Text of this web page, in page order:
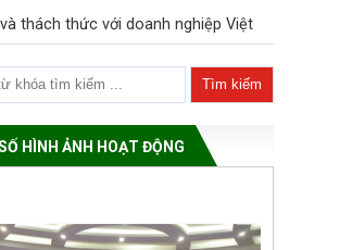
thách thức với doanh nghiệp Việt
HÌNH ẢNH HOẠT ĐỘNG